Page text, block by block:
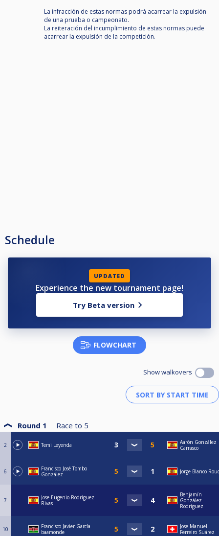
La infracción de estas normas podrá acarrear la expulsión
de una prueba o campeonato.
La reiteración del incumplimiento de estas normas puede
acarrear la expulsión de la competición.
Schedule
UPDATED
Experience the new tournament page!
Try Beta version
FLOWCHART
Show walkovers
Round 1 Race to 5
2 Temi Leyenda
Aarón González
Carrasco
6
Francisco José Tombo
González
Jorge Blanco
7
Jose Eugenio Rodríguez
Rivas
Benjamín
González
Rodríguez
10
Francisco Javier García
baamonde
Jose Manuel
Ferreiro Suárez